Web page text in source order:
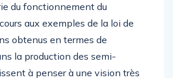
du fonctionnement du
aux exemples de la loi de
obtenus en termes de
la production des semi-
à penser à une vision très